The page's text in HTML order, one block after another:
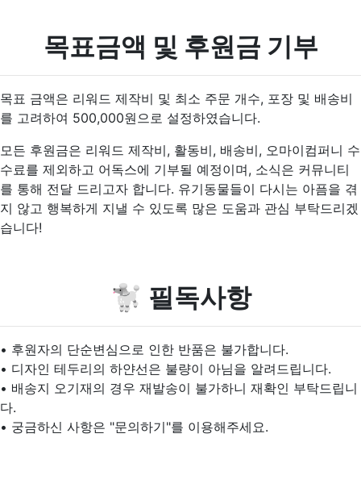
목표금액 및 후원금 기부
목표 금액은 리워드 제작비 및 최소 주문 개수, 포장 및 배송비
를 고려하여 500,000원으로 설정하였습니다.
모든 후원금은 리워드 제작비, 활동비, 배송비, 오마이컴퍼니 수
수료를 제외하고 어독스에 기부될 예정이며, 소식은 커뮤니티
를 통해 전달 드리고자 합니다. 유기동물들이 다시는 아픔을 겪
지 않고 행복하게 지낼 수 있도록 많은 도움과 관심 부탁드리겠
습니다!
🐩 필독사항
• 후원자의 단순변심으로 인한 반품은 불가합니다.
• 디자인 테두리의 하얀선은 불량이 아님을 알려드립니다.
• 배송지 오기재의 경우 재발송이 불가하니 재확인 부탁드립니
다.
• 궁금하신 사항은 "문의하기"를 이용해주세요.